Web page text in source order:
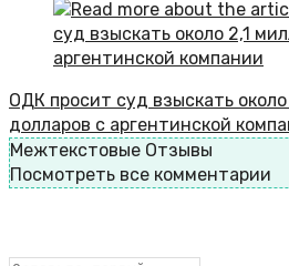
ОДК просит суд взыскать
долларов с аргентинской
Межтекстовые Отзывы
Посмотреть все комментарии